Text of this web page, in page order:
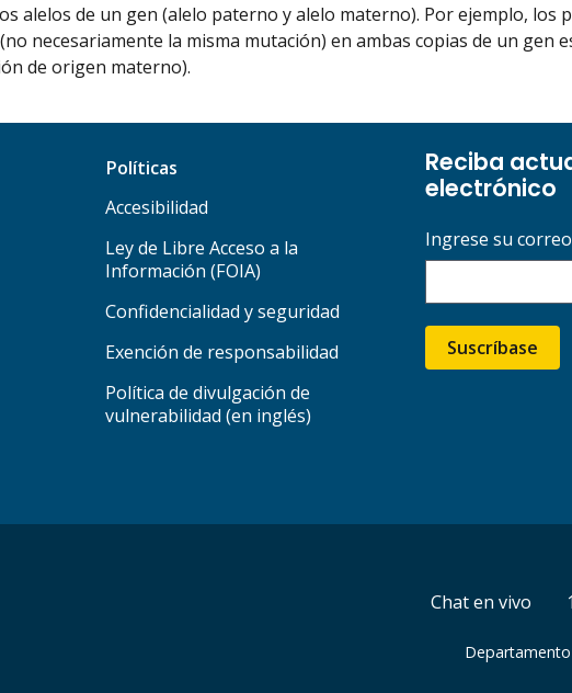
alelos de un gen (alelo paterno y alelo materno). Por ejemplo, los
necesariamente la misma mutación) en ambas copias de un gen
de origen materno).
Políticas
Accesibilidad
Ley de Libre Acceso a la
Información (FOIA)
Confidencialidad y seguridad
Exención de responsabilidad
Política de divulgación de
vulnerabilidad (en inglés)
Reciba
electrónico
Ingrese su
Suscríbase
Chat en vivo